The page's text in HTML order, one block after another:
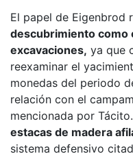
El papel de Eigenbrod
descubrimiento como
excavaciones, ya que
reexaminar el
monedas del periodo
relación con el
mencionada por
estacas de madera
sistema defensivo